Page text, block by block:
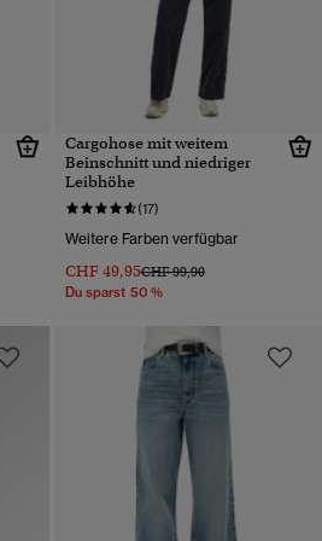
Cargohose mit weitem
Beinschnitt und niedriger
Leibhöhe
(17)
Weitere Farben verfügbar
CHF 49,95Preis wurde reduziert von
CHF 99,90bis
Du sparst 50 %